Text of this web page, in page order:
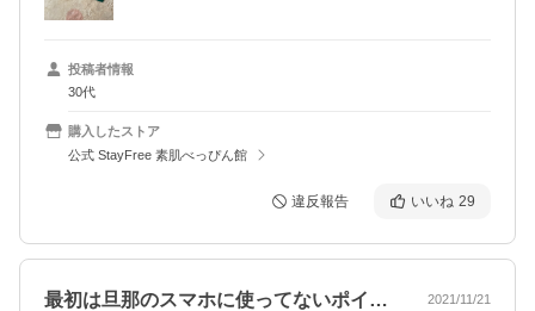
投稿者情報
30代
購入したストア
公式 StayFree 素肌べっぴん館
違反報告 いいね 29
最初は旦那のスマホに使ってないポイント… 2021/11/21